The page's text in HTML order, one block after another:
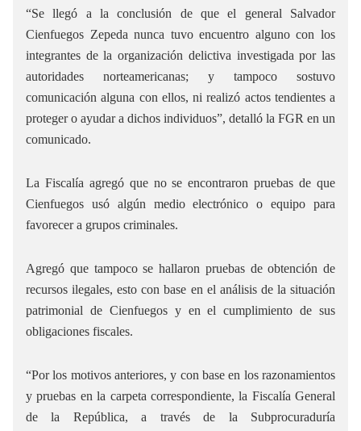
“Se llegó a la conclusión de que el general Salvador
Cienfuegos Zepeda nunca tuvo encuentro alguno con los
integrantes de la organización delictiva investigada por las
autoridades norteamericanas; y tampoco sostuvo
comunicación alguna con ellos, ni realizó actos tendientes a
proteger o ayudar a dichos individuos”, detalló la FGR en un
comunicado.
La Fiscalía agregó que no se encontraron pruebas de que
Cienfuegos usó algún medio electrónico o equipo para
favorecer a grupos criminales.
Agregó que tampoco se hallaron pruebas de obtención de
recursos ilegales, esto con base en el análisis de la situación
patrimonial de Cienfuegos y en el cumplimiento de sus
obligaciones fiscales.
“Por los motivos anteriores, y con base en los razonamientos
y pruebas en la carpeta correspondiente, la Fiscalía General
de la República, a través de la Subprocuraduría